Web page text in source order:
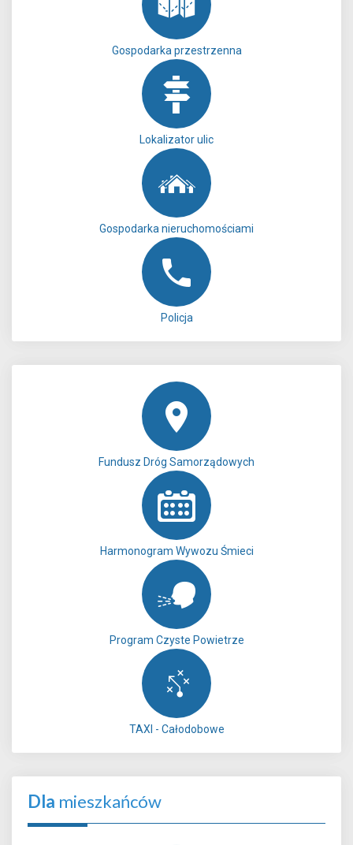
Gospodarka przestrzenna
Lokalizator ulic
Gospodarka nieruchomościami
Policja
Fundusz Dróg Samorządowych
Harmonogram Wywozu Śmieci
Program Czyste Powietrze
TAXI - Całodobowe
Dla mieszkańców